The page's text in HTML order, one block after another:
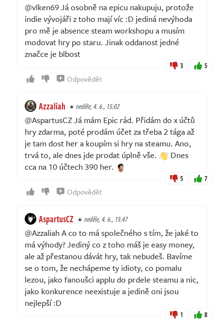
@vlken69 Já osobně na epicu nakupuju, protože
indie vývojáři z toho mají víc :D jediná nevýhoda
pro mě je absence steam workshopu a musím
modovat hry po staru. Jinak oddanost jedné
značce je blbost
3 5
Odpovědět
Azzaliah neděle, 4. 6., 15:02
@AspartusCZ Já mám Epic rád. Přidám do x účtů
hry zdarma, poté prodám účet za třeba 2 tága až
je tam dost her a koupím si hry na steamu. Ano,
trvá to, ale dnes jde prodat úplně vše.
Dnes
cca na 10 účtech 390 her.
5 7
Odpovědět
AspartusCZ neděle, 4. 6., 15:47
@Azzaliah A co to má společného s tím, že jaké to
má výhody? Jediný co z toho máš je easy money,
ale až přestanou dávát hry, tak nebudeš. Bavíme
se o tom, že nechápeme ty idioty, co pomalu
lezou, jako fanoušci applu do prdele steamu a nic,
jako konkurence neexistuje a jedině oni jsou
nejlepší :D
1 8